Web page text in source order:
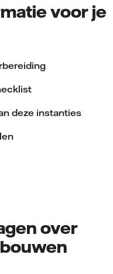
voor je
deze instanties
over